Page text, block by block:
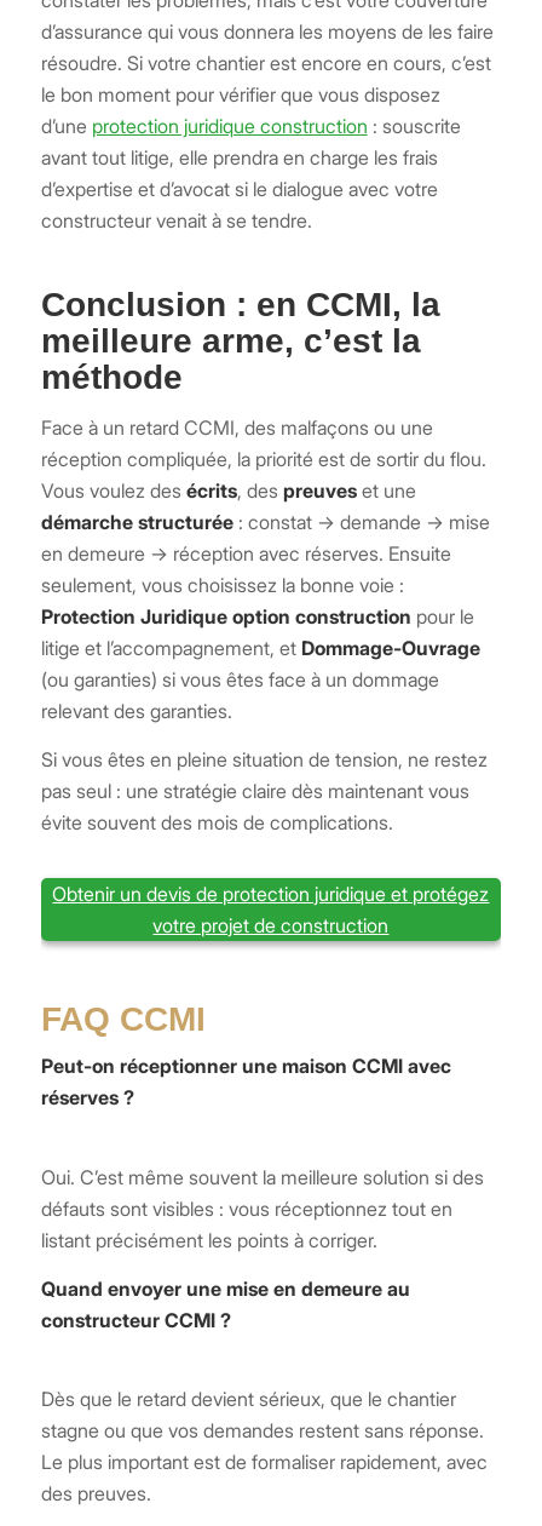
d’assurance qui vous donnera les moyens de les faire
résoudre. Si votre chantier est encore en cours, c’est
le bon moment pour vérifier que vous disposez
d’une protection juridique construction : souscrite
avant tout litige, elle prendra en charge les frais
d’expertise et d’avocat si le dialogue avec votre
constructeur venait à se tendre.
Conclusion : en CCMI, la
meilleure arme, c’est la
méthode
Face à un retard CCMI, des malfaçons ou une
réception compliquée, la priorité est de sortir du flou.
Vous voulez des écrits, des preuveset une
démarche structurée: constat → demande → mise
en demeure → réception avec réserves. Ensuite
seulement, vous choisissez la bonne voie :
Protection Juridique option construction pour le
litige et l’accompagnement, et Dommage-Ouvrage
(ou garanties) si vous êtes face à un dommage
relevant des garanties.
Si vous êtes en pleine situation de tension, ne restez
pas seul : une stratégie claire dès maintenant vous
évite souvent des mois de complications.
Obtenir un devis de protection juridique et protégez
votre projet de construction
FAQ CCMI
Peut-on réceptionner une maison CCMI avec
réserves ?
Oui. C’est même souvent la meilleure solution si des
défauts sont visibles : vous réceptionnez tout en
listant précisément les points à corriger.
Quand envoyer une mise en demeure au
constructeur CCMI ?
Dès que le retard devient sérieux, que le chantier
stagne ou que vos demandes restent sans réponse.
Le plus important est de formaliser rapidement, avec
des preuves.